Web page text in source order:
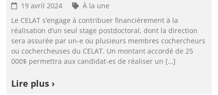
19 avril 2024
À la une
Le CELAT s’engage à contribuer financièrement à la
réalisation d’un seul stage postdoctoral, dont la direction
sera assurée par un-e ou plusieurs membres cochercheurs
ou cochercheuses du CELAT. Un montant accordé de 25
000$ permettra aux candidat-es de réaliser un […]
Lire plus ›